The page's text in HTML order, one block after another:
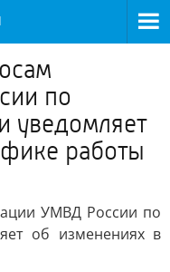
по
уведомляет
работы
УМВД России по
об изменениях в